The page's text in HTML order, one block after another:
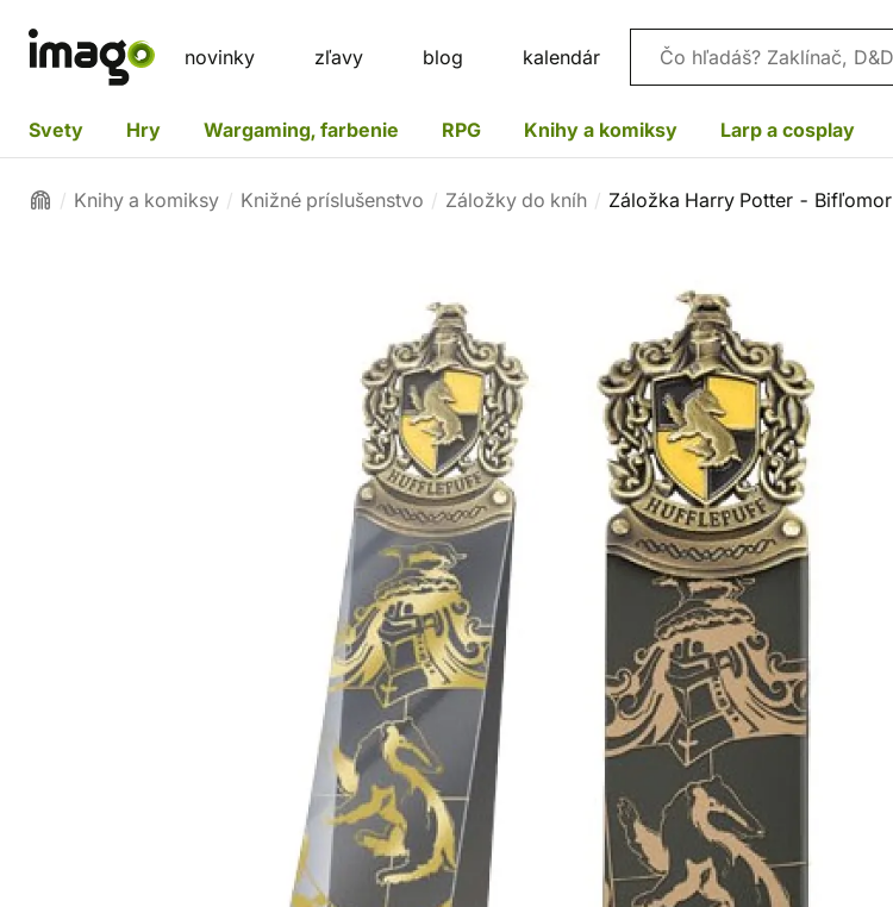
novinky zľavy blog kalendár Vyhľadávanie
Svety Hry Wargaming, farbenie RPG Knihy a komiksy Larp a cosplay
Knihy a komiksy Knižné príslušenstvo Záložky do kníh Záložka Harry Potter - Bifľomor